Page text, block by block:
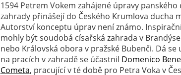
1594 Petrem Vokem zahájené úpravy panského
zahrady přinášejí do Českého Krumlova ducha
Autorství konceptu úprav není známo.
mohly být soudobá císařská zahrada v
nebo Královská obora v pražské Bubenči. Dá se
na pracích v zahradě se účastnil Domenico
Cometa, pracující v té době pro Petra Voka v